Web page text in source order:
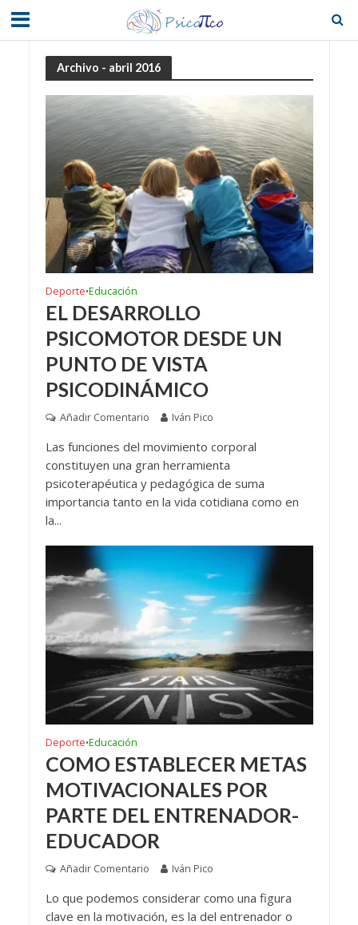
Archivo - abril 2016
Deporte•Educación
EL DESARROLLO
PSICOMOTOR DESDE UN
PUNTO DE VISTA
PSICODINÁMICO
Añadir Comentario Iván Pico
Las funciones del movimiento corporal
constituyen una gran herramienta
psicoterapéutica y pedagógica de suma
importancia tanto en la vida cotidiana como en
la...
Deporte•Educación
COMO ESTABLECER METAS
MOTIVACIONALES POR
PARTE DEL ENTRENADOR-
EDUCADOR
Añadir Comentario Iván Pico
Lo que podemos considerar como una figura
clave en la motivación, es la del entrenador o